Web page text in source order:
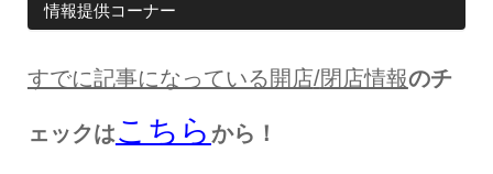
情報提供コーナー
すでに記事になっている開店/閉店情報のチ
ェックはこちら から！